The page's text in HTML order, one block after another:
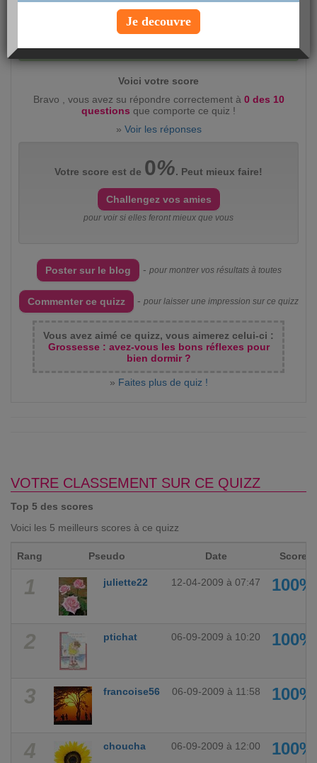
Evaluez ce quizz : intéressant (2360)
Voici votre score
Bravo , vous avez su répondre correctement à 0 des 10
questions que comporte ce quiz !
» Voir les réponses
Votre score est de 0%. Peut mieux faire!
Challengez vos amies
pour voir si elles feront mieux que vous
Poster sur le blog - pour montrer vos résultats à toutes
Commenter ce quizz - pour laisser une impression sur ce quizz
Vous avez aimé ce quizz, vous aimerez celui-ci :
Grossesse : avez-vous les bons réflexes pour
bien dormir ?
» Faites plus de quiz !
VOTRE CLASSEMENT SUR CE QUIZZ
Top 5 des scores
Voici les 5 meilleurs scores à ce quizz
Rang Pseudo Date Score
1 juliette22 12-04-2009 à 07:47 100%
2 ptichat 06-09-2009 à 10:20 100%
3 francoise56 06-09-2009 à 11:58 100%
4 choucha 06-09-2009 à 12:00 100%
Je decouvre